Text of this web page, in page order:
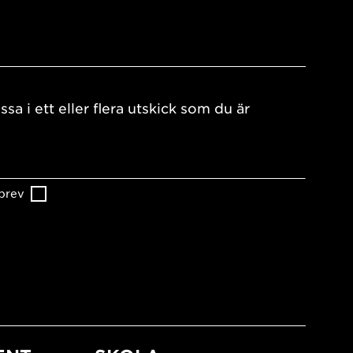
i ett eller flera utskick som du är